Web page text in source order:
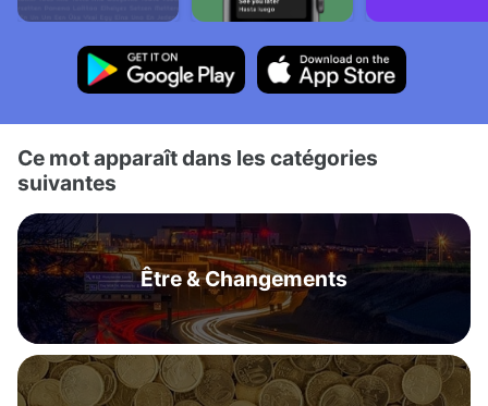
Ce mot apparaît dans les catégories
suivantes
Être & Changements